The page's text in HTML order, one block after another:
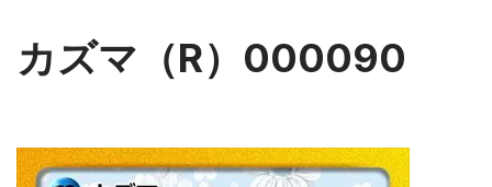
ッ
プ
カズマ（R）000090